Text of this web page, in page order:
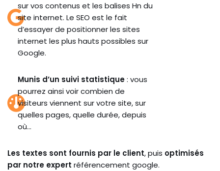
sur vos contenus et les balises Hn du
site internet. Le SEO est le fait
d’essayer de positionner les sites
internet les plus hauts possibles sur
Google.
Munis d’un suivi statistique: vous
pourrez ainsi voir combien de
visiteurs viennent sur votre site, sur
quelles pages, quelle durée, depuis
où…
Les textes sont fournis par le client, puis optimisés
par notre expert référencement google.